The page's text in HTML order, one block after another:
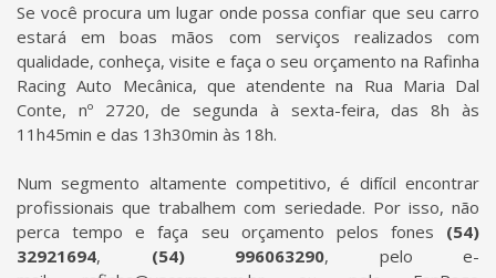
Se você procura um lugar onde possa confiar que seu carro
estará em boas mãos com serviços realizados com
qualidade, conheça, visite e faça o seu orçamento na Rafinha
Racing Auto Mecânica, que atendente na Rua Maria Dal
Conte, nº 2720, de segunda à sexta-feira, das 8h às
11h45min e das 13h30min às 18h.
Num segmento altamente competitivo, é difícil encontrar
profissionais que trabalhem com seriedade. Por isso, não
perca tempo e faça seu orçamento pelos fones (54)
32921694, (54) 996063290, pelo e-